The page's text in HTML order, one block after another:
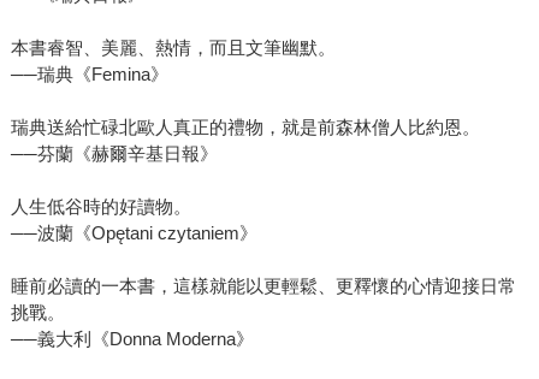
本書睿智、美麗、熱情，而且文筆幽默。
──瑞典《Femina》
瑞典送給忙碌北歐人真正的禮物，就是前森林僧人比約恩。
──芬蘭《赫爾辛基日報》
人生低谷時的好讀物。
──波蘭《Opętani czytaniem》
睡前必讀的一本書，這樣就能以更輕鬆、更釋懷的心情迎接日常
挑戰。
──義大利《Donna Moderna》